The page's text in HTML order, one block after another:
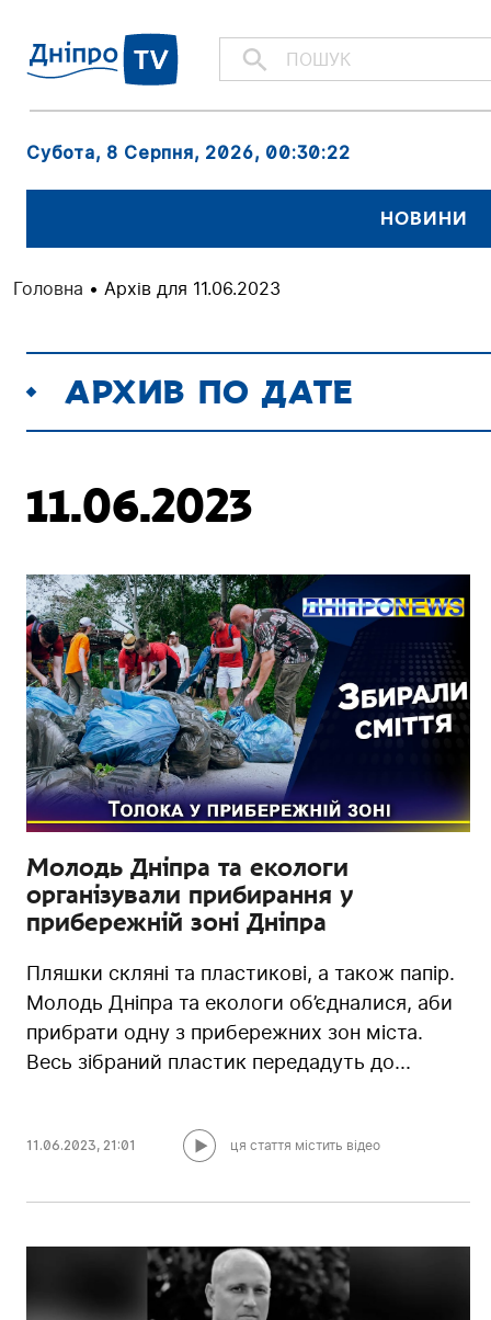
Субота, 8 Серпня, 2026, 00:30:23
НОВИНИ
Головна • Архів для 11.06.2023
АРХИВ ПО ДАТЕ
11.06.2023
Молодь Дніпра та екологи
організували прибирання у
прибережній зоні Дніпра
Пляшки скляні та пластикові, а також папір.
Молодь Дніпра та екологи об’єдналися, аби
прибрати одну з прибережних зон міста.
Весь зібраний пластик передадуть до...
11.06.2023, 21:01 ця стаття містить відео